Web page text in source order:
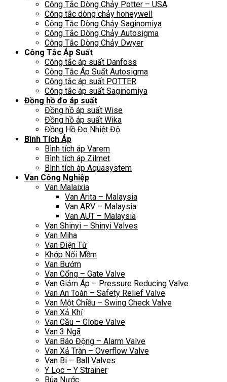
Công Tắc Dòng Chảy Potter – USA
Công tắc dòng chảy honeywell
Công Tắc Dòng Chảy Saginomiya
Công Tắc Dòng Chảy Autosigma
Công Tắc Dòng Chảy Dwyer
Công Tắc Áp Suất
Công tắc áp suất Danfoss
Công Tắc Áp Suất Autosigma
Công tắc áp suất POTTER
Công tắc áp suất Saginomiya
Đồng hồ đo áp suất
Đồng hồ áp suất Wise
Đồng hồ áp suất Wika
Đồng Hồ Đo Nhiệt Độ
Bình Tích Áp
Bình tích áp Varem
Bình tích áp Zilmet
Bình tích áp Aquasystem
Van Công Nghiệp
Van Malaixia
Van Arita – Malaysia
Van ARV – Malaysia
Van AUT – Malaysia
Van Shinyi – Shinyi Valves
Van Miha
Van Điện Từ
Khớp Nối Mềm
Van Bướm
Van Cổng – Gate Valve
Van Giảm Áp – Pressure Reducing Valve
Van An Toàn – Safety Relief Valve
Van Một Chiều – Swing Check Valve
Van Xả Khí
Van Cầu – Globe Valve
Van 3 Ngã
Van Báo Động – Alarm Valve
Van Xả Tràn – Overflow Valve
Van Bi – Ball Valves
Y Lọc – Y Strainer
Búa Nước